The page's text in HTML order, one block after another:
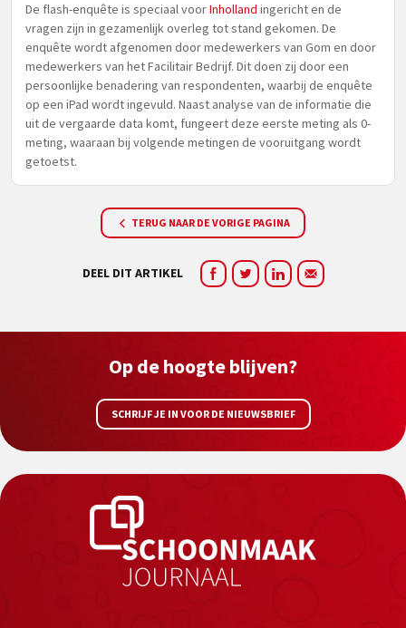
De flash-enquête is speciaal voorInholland ingericht en de
vragen zijn in gezamenlijk overleg tot stand gekomen. De
enquête wordt afgenomen door medewerkers van Gom en door
medewerkers van het Facilitair Bedrijf. Dit doen zij door een
persoonlijke benadering van respondenten, waarbij de enquête
op een iPad wordt ingevuld. Naast analyse van de informatie die
uit de vergaarde data komt, fungeert deze eerste meting als 0-
meting, waaraan bij volgende metingen de vooruitgang wordt
getoetst.
TERUG NAAR DE VORIGE PAGINA
DEEL DIT ARTIKEL
Op de hoogte blijven?
SCHRIJF JE IN VOOR DE NIEUWSBRIEF